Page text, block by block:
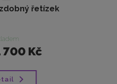
řetízek
700 Kč